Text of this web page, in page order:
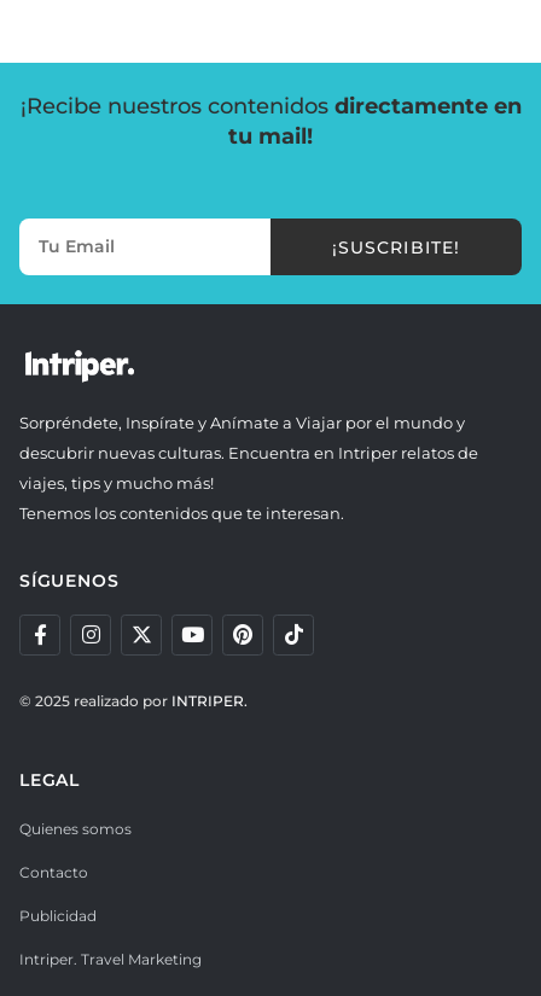
¡Recibe nuestros contenidos directamente en
tu mail!
¡SUSCRIBITE!
Sorpréndete, Inspírate y Anímate a Viajar por el mundo y
descubrir nuevas culturas. Encuentra en Intriper relatos de
viajes, tips y mucho más!
Tenemos los contenidos que te interesan.
SÍGUENOS
© 2025 realizado por INTRIPER.
LEGAL
Quienes somos
Contacto
Publicidad
Intriper. Travel Marketing